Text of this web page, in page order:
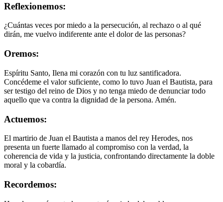
Reflexionemos:
¿Cuántas veces por miedo a la persecución, al rechazo o al qué
dirán, me vuelvo indiferente ante el dolor de las personas?
Oremos:
Espíritu Santo, Ilena mi corazón con tu luz santificadora.
Concédeme el valor suficiente, como lo tuvo Juan el Bautista, para
ser testigo del reino de Dios y no tenga miedo de denunciar todo
aquello que va contra la dignidad de la persona. Amén.
Actuemos:
El martirio de Juan el Bautista a manos del rey Herodes, nos
presenta un fuerte llamado al compromiso con la verdad, la
coherencia de vida y la justicia, confrontando directamente la doble
moral y la cobardía.
Recordemos: